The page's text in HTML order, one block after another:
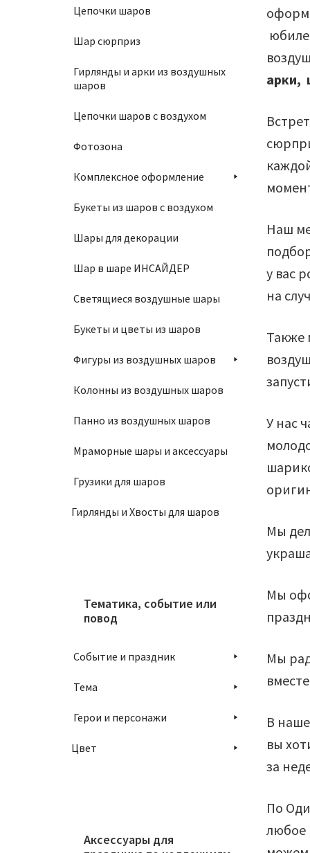
арки,
Наш
у вас
на
Также
У нас
Мы
Мы
Мы
В
вы
за
По
любое
Цепочки шаров
Шар сюрприз
Гирлянды и арки из воздушных
шаров
Цепочки шаров с воздухом
Фотозона
Комплексное оформление
Букеты из шаров с воздухом
Шары для декорации
Шар в шаре ИНСАЙДЕР
Светящиеся воздушные шары
Букеты и цветы из шаров
Фигуры из воздушных шаров
Колонны из воздушных шаров
Панно из воздушных шаров
Мраморные шары и аксессуары
Грузики для шаров
Гирлянды и Хвосты для шаров
Тематика, событие или
повод
Событие и праздник
Тема
Герои и персонажи
Цвет
Аксессуары для